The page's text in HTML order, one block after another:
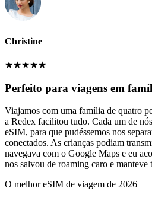
Christine
★★★★★
Perfeito para viagens em
Viajamos com uma família de quatro
a Redex facilitou tudo. Cada um de
eSIM, para que pudéssemos nos
conectados. As crianças podiam
navegava com o Google Maps e eu
nos salvou de roaming caro e manteve
O melhor eSIM de viagem de 2026